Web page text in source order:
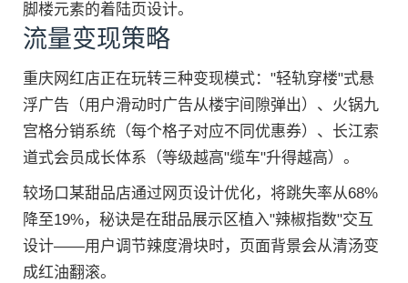
脚楼元素的着陆页设计。
流量变现策略
重庆网红店正在玩转三种变现模式："轻轨穿楼"式悬
浮广告（用户滑动时广告从楼宇间隙弹出）、火锅九
宫格分销系统（每个格子对应不同优惠券）、长江索
道式会员成长体系（等级越高"缆车"升得越高）。
较场口某甜品店通过网页设计优化，将跳失率从68%
降至19%，秘诀是在甜品展示区植入"辣椒指数"交互
设计——用户调节辣度滑块时，页面背景会从清汤变
成红油翻滚。